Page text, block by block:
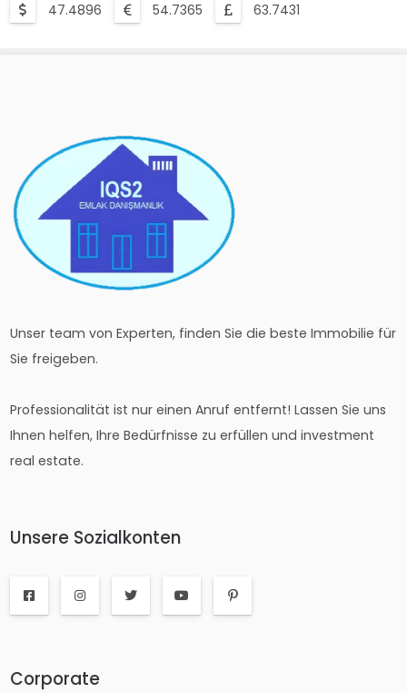
47.4896 54.7365 63.7431
Unser team von Experten, finden Sie die beste Immobilie für
Sie freigeben.
Professionalität ist nur einen Anruf entfernt! Lassen Sie uns
Ihnen helfen, Ihre Bedürfnisse zu erfüllen und investment
real estate.
Unsere Sozialkonten
Corporate